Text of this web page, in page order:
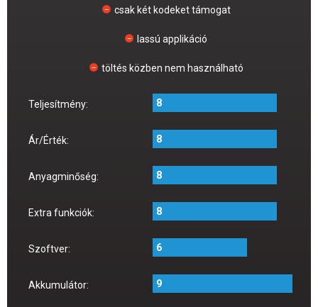
csak két kodeket támogat
lassú applikáció
töltés közben nem használható
Teljesítmény: 8
Ár/Érték: 8
Anyagminőség: 8
Extra funkciók: 8
Szoftver: 6
Akkumulátor: 9